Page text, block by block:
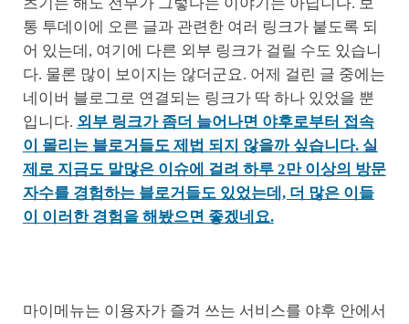
통 투데이에 오른 글과 관련한 여러 링크가 붙도록 되
어 있는데, 여기에 다른 외부 링크가 걸릴 수도 있습니
다. 물론 많이 보이지는 않더군요. 어제 걸린 글 중에는
네이버 블로그로 연결되는 링크가 딱 하나 있었을 뿐
입니다. 외부 링크가 좀더 늘어나면 야후로부터 접속
이 몰리는 블로거들도 제법 되지 않을까 싶습니다. 실
제로 지금도 말많은 이슈에 걸려 하루 2만 이상의 방문
자수를 경험하는 블로거들도 있었는데, 더 많은 이들
이 이러한 경험을 해봤으면 좋겠네요.
마이메뉴는 이용자가 즐겨 쓰는 서비스를 야후 안에서